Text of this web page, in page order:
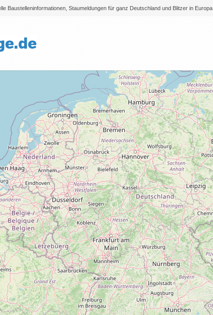
Baustelleninformationen, Staumeldungen für ganz Deutschland und Blitzer in Europa.